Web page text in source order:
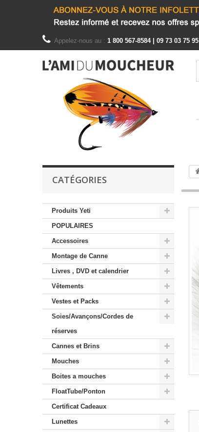
Appelez-nous au : 1 800 567-8584 | 09 73 03 75 95
CATÉGORIES
Produits Yeti
POPULAIRES
Accessoires
Montage de Canne
Livres , DVD et calendrier
Vêtements
Vestes et Packs
Soies/Avançons/Cordes de
réserves
Cannes et Brins
Mouches
Boites a mouches
FloatTube/Ponton
Certificat Cadeaux
Lunettes